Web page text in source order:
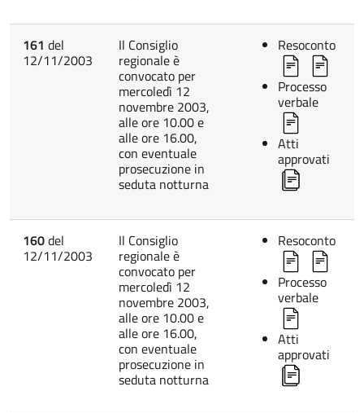
161 del
12/11/2003
Il Consiglio
regionale è
convocato per
mercoledì 12
novembre 2003,
alle ore 10.00 e
alle ore 16.00,
con eventuale
prosecuzione in
seduta notturna
Resoconto
Processo
verbale
Atti
approvati
160del
12/11/2003
Il Consiglio
regionale è
convocato per
mercoledì 12
novembre 2003,
alle ore 10.00 e
alle ore 16.00,
con eventuale
prosecuzione in
seduta notturna
Resoconto
Processo
verbale
Atti
approvati